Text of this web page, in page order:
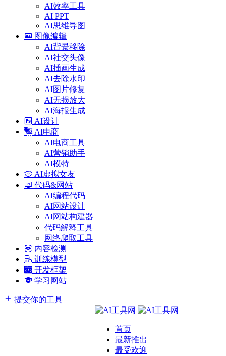
AI效率工具
AI PPT
AI思维导图
图像编辑
AI背景移除
AI社交头像
AI插画生成
AI去除水印
AI图片修复
AI无损放大
AI海报生成
AI设计
AI电商
AI电商工具
AI营销助手
AI模特
AI虚拟女友
代码&网站
AI编程代码
AI网站设计
AI网站构建器
代码解释工具
网络爬取工具
内容检测
训练模型
开发框架
学习网站
提交你的工具
首页
最新推出
最受欢迎